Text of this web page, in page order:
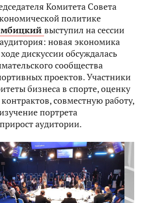
Комитета Совета
политике
выступил на сессии
новая экономика
дискуссии обсуждалась
сообщества
проектов. Участники
бизнеса в спорте, оценку
совместную работу,
портрета
аудитории.